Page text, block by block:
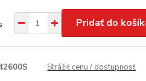
Pridať do
Strážiť cenu / dostupnosť